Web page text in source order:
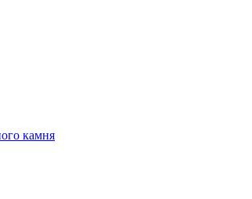
камня